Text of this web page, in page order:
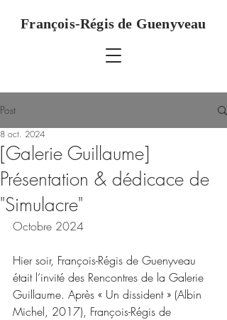
François-Régis de Guenyveau
Post
[Galerie Guillaume]
Présentation & dédicace de
"Simulacre"
8 oct. 2024
Octobre 2024
Hier soir, François-Régis de Guenyveau
était l’invité des Rencontres de la Galerie
Guillaume. Après « Un dissident » (Albin
Michel, 2017), François-Régis de